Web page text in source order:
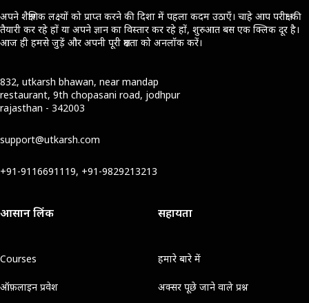
अपने शैक्षणिक लक्ष्यों को प्राप्त करने की दिशा में पहला कदम उठाएँ। चाहे आप परीक्षा की
तैयारी कर रहे हों या अपने ज्ञान का विस्तार कर रहे हों, शुरुआत बस एक क्लिक दूर है।
आज ही हमसे जुड़ें और अपनी पूरी क्षमता को अनलॉक करें।
832, utkarsh bhawan, near mandap
restaurant, 9th chopasani road, jodhpur
rajasthan - 342003
support@utkarsh.com
+91-9116691119, +91-9829213213
आसान लिंक
Courses
ऑफ़लाइन प्रवेश
सहायता
हमारे बारे में
अक्सर पूछे जाने वाले प्रश्न